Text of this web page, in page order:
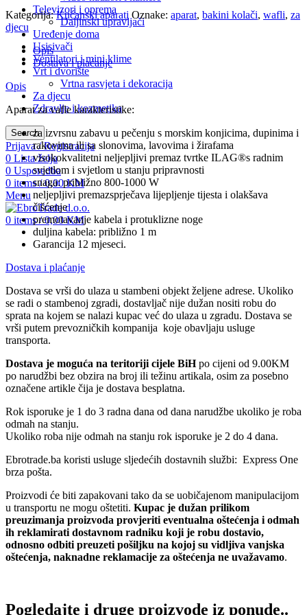
Televizori i oprema
Daljinski upravljači
Uređenje doma
Usisivači
Ventilatori i mini klime
Vrt i dvorište
Vrtna rasvjeta i dekoracija
Za djecu
Zdravlje i kozmetika
Search
Prijava / Registracija
0 Lista želja
0 Usporedba
0 items / 0,00KM
Menu
0 items / 0,00KM
Kategorija: Kućanski aparati Oznake: aparat, bakini kolači, wafli, za
djecu
Opis
Dostava i plaćanje
Opis
Aparat za vafle karakteristike:
za izvrsnu zabavu u pečenju s morskim konjicima, dupinima i
rakovima ili sa slonovima, lavovima i žirafama
visokokvalitetni neljepljivi premaz tvrtke ILAG®s radnim
svjetlom i svjetlom u stanju pripravnosti
snaga: približno 800-1000 W
neljepljivi premazsprječava lijepljenje tijesta i olakšava
čišćenje
premotavanje kabela i protuklizne noge
duljina kabela: približno 1 m
Garancija 12 mjeseci.
Dostava i plaćanje
Dostava se vrši do ulaza u stambeni objekt željene adrese. Ukoliko
se radi o stambenoj zgradi, dostavljač nije dužan nositi robu do
sprata na kojem se nalazi kupac već do ulaza u zgradu. Dostava se
vrši putem prevozničkih kompanija koje obavljaju usluge
transporta.
Dostava je moguća na teritoriji cijele BiHpo cijeni od 9.00KM
po narudžbi bez obzira na broj ili težinu artikala, osim za posebno
označene artikle čija je dostava besplatna.
Rok isporuke je 1 do 3 radna dana od dana narudžbe ukoliko je roba
odmah na stanju.
Ukoliko roba nije odmah na stanju rok isporuke je 2 do 4 dana.
Ebrotrade.ba koristi usluge sljedećih dostavnih službi: Express One
brza pošta.
Proizvodi će biti zapakovani tako da se uobičajenom manipulacijom
u transportu ne mogu oštetiti. Kupac je dužan prilikom
preuzimanja proizvoda provjeriti eventualna oštećenja i odmah
ih reklamirati dostavnom radniku koji je robu dostavio,
odnosno odbiti preuzeti pošiljku na kojoj su vidljiva vanjska
oštećenja, naknadne reklamacije za oštećenja ne uvažavamo.
Pogledajte i druge proizvode iz ponude..